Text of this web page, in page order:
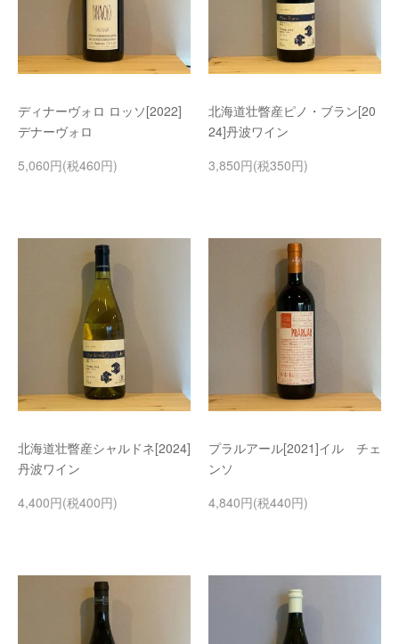
ディナーヴォロ ロッソ[2022]
デナーヴォロ
5,060円(税460円)
北海道壮瞥産ピノ・ブラン[20
24]丹波ワイン
3,850円(税350円)
北海道壮瞥産シャルドネ[2024]
丹波ワイン
4,400円(税400円)
プラルアール[2021]イル チェ
ンソ
4,840円(税440円)